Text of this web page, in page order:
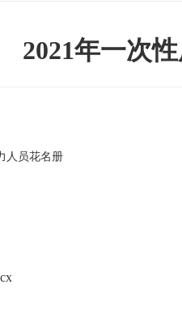
2021年一次
人员花名册